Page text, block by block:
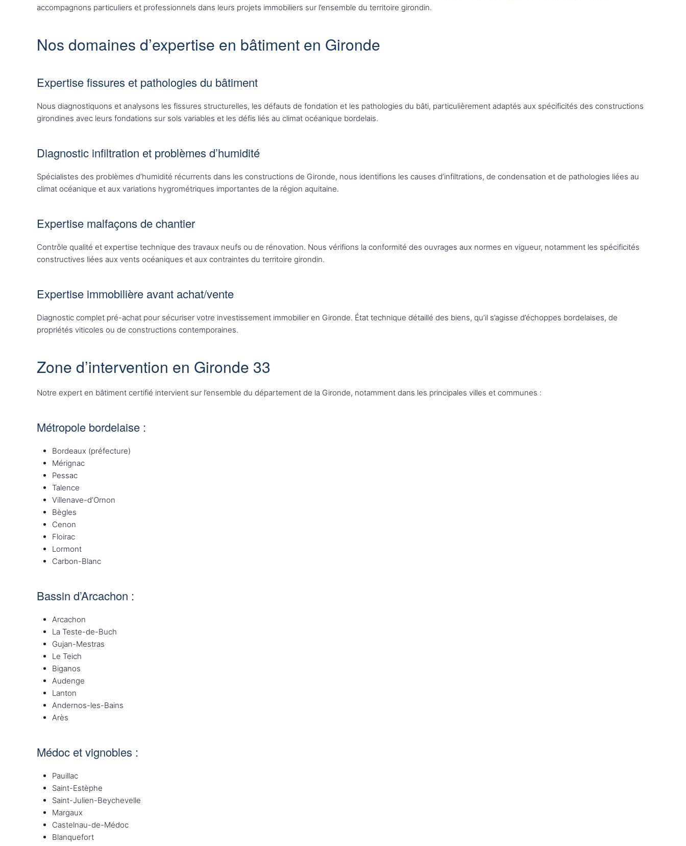
accompagnons particuliers et professionnels dans leurs projets immobiliers sur l’ensemble du territoire girondin.
Nos domaines d’expertise en bâtiment en Gironde
Expertise fissures et pathologies du bâtiment
Nous diagnostiquons et analysons les fissures structurelles, les défauts de fondation et les pathologies du bâti, particulièrement adaptés aux spécificités des constructions
girondines avec leurs fondations sur sols variables et les défis liés au climat océanique bordelais.
Diagnostic infiltration et problèmes d’humidité
Spécialistes des problèmes d’humidité récurrents dans les constructions de Gironde, nous identifions les causes d’infiltrations, de condensation et de pathologies liées au
climat océanique et aux variations hygrométriques importantes de la région aquitaine.
Expertise malfaçons de chantier
Contrôle qualité et expertise technique des travaux neufs ou de rénovation. Nous vérifions la conformité des ouvrages aux normes en vigueur, notamment les spécificités
constructives liées aux vents océaniques et aux contraintes du territoire girondin.
Expertise immobilière avant achat/vente
Diagnostic complet pré-achat pour sécuriser votre investissement immobilier en Gironde. État technique détaillé des biens, qu’il s’agisse d’échoppes bordelaises, de
propriétés viticoles ou de constructions contemporaines.
Zone d’intervention en Gironde 33
Notre expert en bâtiment certifié intervient sur l’ensemble du département de la Gironde, notamment dans les principales villes et communes :
Métropole bordelaise :
Bordeaux (préfecture)
Mérignac
Pessac
Talence
Villenave-d’Ornon
Bègles
Cenon
Floirac
Lormont
Carbon-Blanc
Bassin d’Arcachon :
Arcachon
La Teste-de-Buch
Gujan-Mestras
Le Teich
Biganos
Audenge
Lanton
Andernos-les-Bains
Arès
Médoc et vignobles :
Pauillac
Saint-Estèphe
Saint-Julien-Beychevelle
Margaux
Castelnau-de-Médoc
Blanquefort